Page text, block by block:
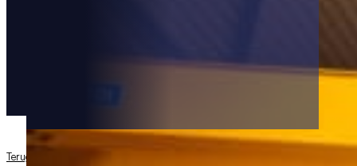
Terug naar toepassingen